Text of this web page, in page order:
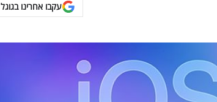
עקבו אחרינו בגוגל